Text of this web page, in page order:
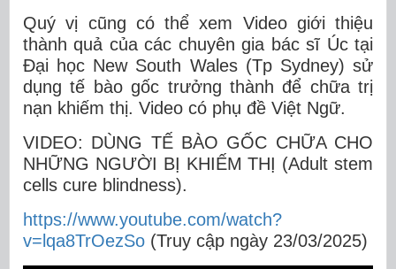
Quý vị cũng có thể xem Video giới thiệu
thành quả của các chuyên gia bác sĩ Úc tại
Đại học New South Wales (Tp Sydney) sử
dụng tế bào gốc trưởng thành để chữa trị
nạn khiếm thị. Video có phụ đề Việt Ngữ.
VIDEO: DÙNG TẾ BÀO GỐC CHỮA CHO
NHỮNG NGƯỜI BỊ KHIẾM THỊ (Adult stem
cells cure blindness).
https://www.youtube.com/watch?
v=lqa8TrOezSo (Truy cập ngày 23/03/2025)